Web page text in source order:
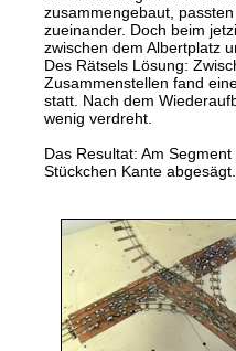
zusammengebaut,
zueinander. Doch beim
zwischen dem Albertplatz
Des Rätsels Lösung:
Zusammenstellen fand
statt. Nach dem
wenig verdreht.
Das Resultat: Am
Stückchen Kante abgesägt.